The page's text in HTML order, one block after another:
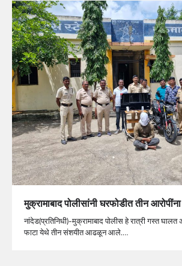
मुक्रामाबाद पोलीसांनी घरफोडीत तीन
नांदेड(प्रतिनिधी)-मुक्रामाबाद पोलीस हे रात्री गस्त घालत
फाटा येथे तीन संशयीत आढळून आले.…